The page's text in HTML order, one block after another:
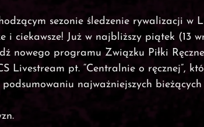
sezonie śledzenie rywalizacji w
i ciekawsze! Już w najbliższy piątek (13
nowego programu Związku Piłki
Livestream pt. “Centralnie o ręcznej”,
podsumowaniu najważniejszych